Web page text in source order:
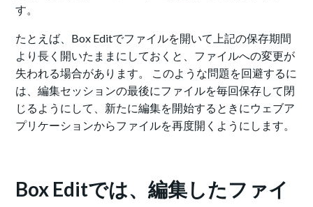
す。
たとえば、Box Editでファイルを開いて上記の保存期間
より長く開いたままにしておくと、ファイルへの変更が
失われる場合があります。 このような問題を回避するに
は、編集セッションの最後にファイルを毎回保存して閉
じるようにして、新たに編集を開始するときにウェブア
プリケーションからファイルを再度開くようにします。
Box Editでは、編集したファイ